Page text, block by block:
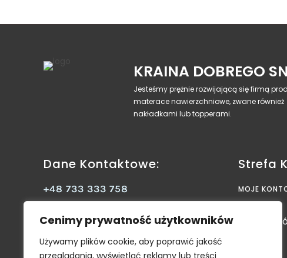
Cenimy prywatność użytkowników
Używamy plików cookie, aby poprawić jakość
przeglądania, wyświetlać reklamy lub treści
KRAINA DOBREGO
Jesteśmy prężnie rozwijającą się firmą
materace nawierzchniowe, zwane również
nakładkami lub topperami.
Dane Kontaktowe:
+48 733 333 758
Kraina Dobrego Snu Konrad Banaś
Facebook
Strefa
MOJE
STRONA